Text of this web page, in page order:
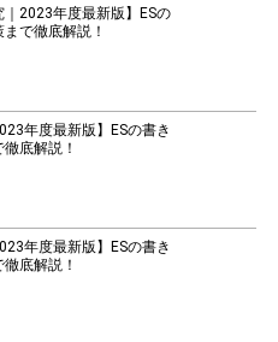
｜2023年度最新版】ESの
で徹底解説！
年度最新版】ESの書き
底解説！
年度最新版】ESの書き
底解説！